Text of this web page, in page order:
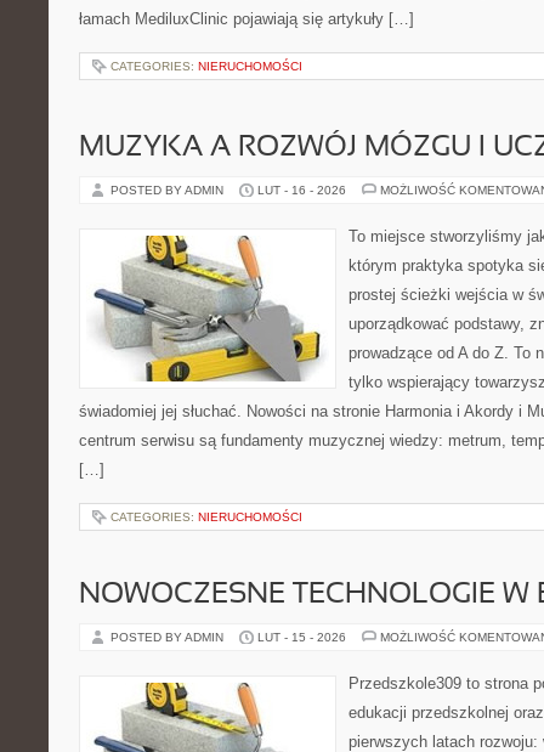
łamach MediluxClinic pojawiają się artykuły […]
CATEGORIES: NIERUCHOMOŚCI
MUZYKA A ROZWÓJ MÓZGU I
POSTED BY ADMIN LUT - 16 - 2026 MOŻLIWOŚĆ
To miejsce stworzyliśmy
którym praktyka spotyka
prostej ścieżki wejścia w
uporządkować podstawy,
prowadzące od A do Z. To
tylko wspierający
świadomiej jej słuchać. Nowości na stronie Harmonia i Akordy i
centrum serwisu są fundamenty muzycznej wiedzy: metrum,
[…]
CATEGORIES: NIERUCHOMOŚCI
NOWOCZESNE TECHNOLOGIE W
POSTED BY ADMIN LUT - 15 - 2026 MOŻLIWOŚĆ
Przedszkole309 to strona
edukacji przedszkolnej
pierwszych latach